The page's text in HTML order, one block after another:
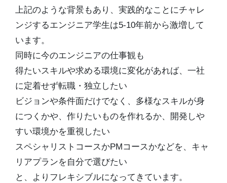
上記のような背景もあり、実践的なことにチャレ
ンジするエンジニア学生は5-10年前から激増して
います。
同時に今のエンジニアの仕事観も
得たいスキルや求める環境に変化があれば、一社
に定着せず転職・独立したい
ビジョンや条件面だけでなく、多様なスキルが身
につくかや、作りたいものを作れるか、開発しや
すい環境かを重視したい
スペシャリストコースかPMコースかなどを、キャ
リアプランを自分で選びたい
と、よりフレキシブルになってきています。